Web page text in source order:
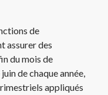
de
assurer des
du mois de
de chaque année,
appliqués